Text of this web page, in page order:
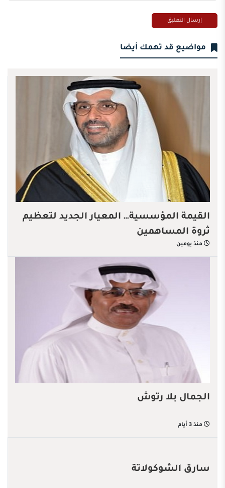
مواضيع قد تهمك أيضا
القيمة المؤسسية… المعيار الجديد لتعظيم
ثروة المساهمين
منذ يومين
الجمال بلا رتوش
منذ 3 أيام
سارق الشوكولاتة